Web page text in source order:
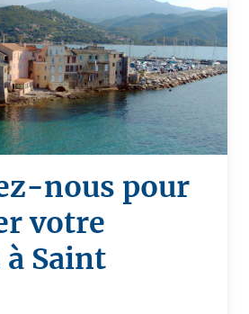
nous pour
votre
Saint